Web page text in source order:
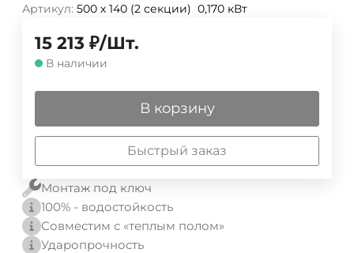
Артикул: 500 х 140 (2 секции) 0,170 кВт
15 213 ₽/Шт.
В наличии
В корзину
Быстрый заказ
Монтаж под ключ
100% - водостойкость
Совместим с «теплым полом»
Ударопрочность